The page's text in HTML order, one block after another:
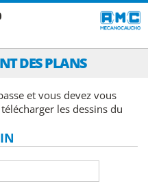
DES PLANS
et vous devez vous
les dessins du